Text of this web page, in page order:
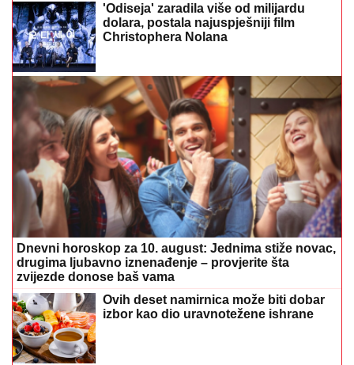
'Odiseja' zaradila više od milijardu
dolara, postala najuspješniji film
Christophera Nolana
Dnevni horoskop za 10. august: Jednima stiže novac,
drugima ljubavno iznenađenje – provjerite šta
zvijezde donose baš vama
Ovih deset namirnica može biti dobar
izbor kao dio uravnotežene ishrane